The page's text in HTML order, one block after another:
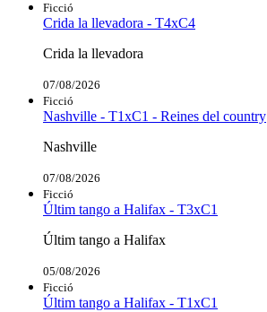
Ficció
Crida la llevadora - T4xC4
Crida la llevadora
07/08/2026
Ficció
Nashville - T1xC1 - Reines del country
Nashville
07/08/2026
Ficció
Últim tango a Halifax - T3xC1
Últim tango a Halifax
05/08/2026
Ficció
Últim tango a Halifax - T1xC1